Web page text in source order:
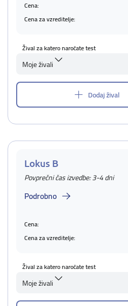
Cena:
Cena za vzreditelje:
Žival za katero naročate test
Moje živali
Dodaj žival
Lokus B
Povprečni čas izvedbe: 3-4 dni
Podrobno
Cena:
Cena za vzreditelje:
Žival za katero naročate test
Moje živali